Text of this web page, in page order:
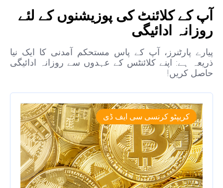
آپ کے کلائنٹ کی پوزیشنوں کے لئے
روزانہ ادائیگی
پیارے پارٹنرز، آپ کے پاس مستحکم آمدنی کا ایک نیا
ذریعہ ہے: اپنے کلائنٹس کے عہدوں سے روزانہ ادائیگی
حاصل کریں!
کریپٹو کرنسی سی ایف ڈی